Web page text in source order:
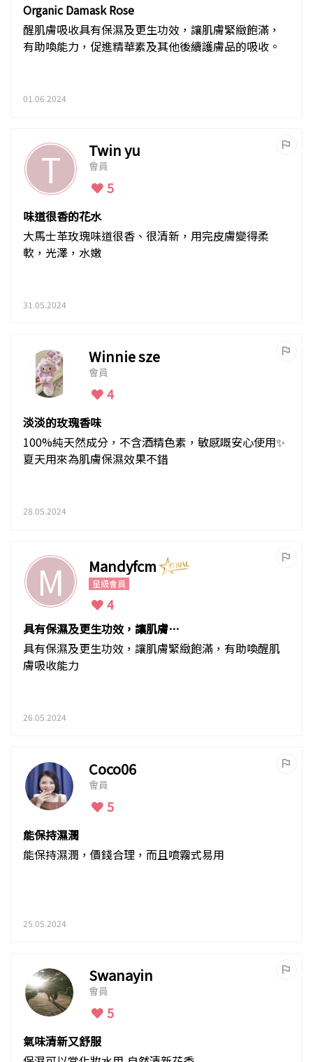
Organic Damask Rose
醒肌膚吸收具有保濕及更生功效，讓肌膚緊緻飽滿，
有助喚能力，促進精華素及其他後續護膚品的吸收。
01.06.2024
T Twin yu
會員
5
味道很香的花水
大馬士革玫瑰味道很香、很清新，用完皮膚變得柔
軟，光澤，水嫩
31.05.2024
Winnie sze
會員
4
淡淡的玫瑰香味
100%純天然成分，不含酒精色素，敏感嘅安心使用✨
夏天用來為肌膚保濕效果不錯
28.05.2024
M Mandyfcm
星級會員
4
具有保濕及更生功效，讓肌膚緊
緻飽滿，有助
具有保濕及更生功效，讓肌膚緊緻飽滿，有助喚醒肌
膚吸收能力
26.05.2024
Coco06
會員
5
能保持濕潤
能保持濕潤，價錢合理，而且噴霧式易用
25.05.2024
Swanayin
會員
5
氣味清新又舒服